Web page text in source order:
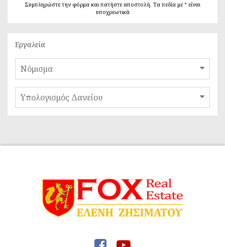
Συμπληρώστε την φόρμα και πατήστε αποστολή. Τα πεδία με * είναι
υποχρεωτικά
Εργαλεία
Νόμισμα
Υπολογισμός Δανείου